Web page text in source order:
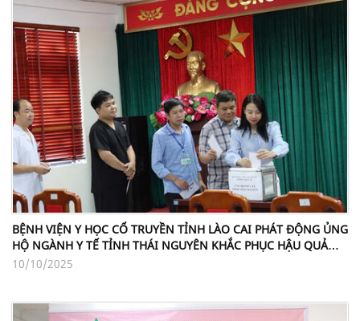
BỆNH VIỆN Y HỌC CỔ TRUYỀN TỈNH LÀO CAI PHÁT ĐỘNG ỦNG
HỘ NGÀNH Y TẾ TỈNH THÁI NGUYÊN KHẮC PHỤC HẬU QUẢ
BÃO LŨ
10/10/2025